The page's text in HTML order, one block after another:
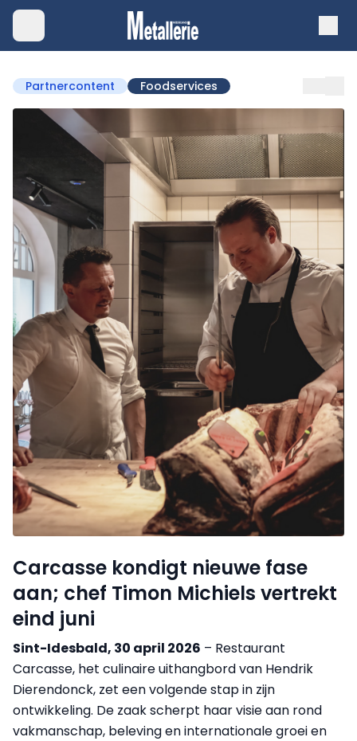
Partnercontent Foodservices
Carcasse kondigt nieuwe fase
aan; chef Timon Michiels vertrekt
eind juni
Sint-Idesbald, 30 april 2026 – Restaurant
Carcasse, het culinaire uithangbord van Hendrik
Dierendonck, zet een volgende stap in zijn
ontwikkeling. De zaak scherpt haar visie aan rond
vakmanschap, beleving en internationale groei en